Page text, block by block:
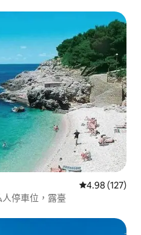
從 127 則評價
4.98 (127)
停車位，露臺